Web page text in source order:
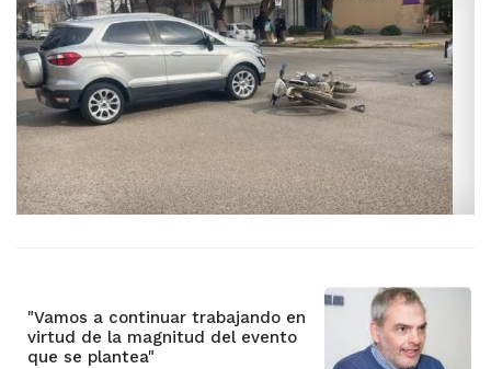
"Vamos a continuar trabajando en
virtud de la magnitud del evento
que se plantea"